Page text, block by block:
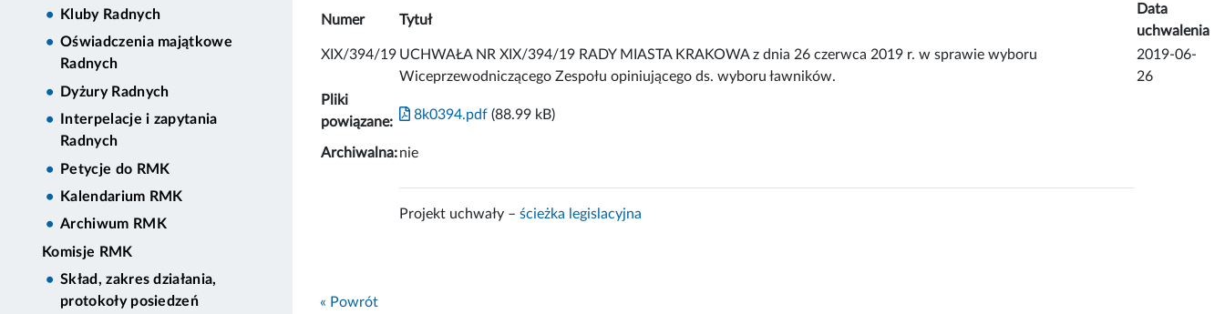
Kluby Radnych
Oświadczenia majątkowe
Radnych
Dyżury Radnych
Interpelacje i zapytania
Radnych
Petycje do RMK
Kalendarium RMK
Archiwum RMK
Komisje RMK
Skład, zakres działania,
protokoły posiedzeń
Numer Tytuł
Data
uchwalenia
XIX/394/19 UCHWAŁA NR XIX/394/19 RADY MIASTA KRAKOWA z dnia 26 czerwca 2019 r. w sprawie wyboru
Wiceprzewodniczącego Zespołu opiniującego ds. wyboru ławników.
2019-06-
26
Pliki
powiązane:
8k0394.pdf (88.99 kB)
Archiwalna:nie
Projekt uchwały – ścieżka legislacyjna
« Powrót